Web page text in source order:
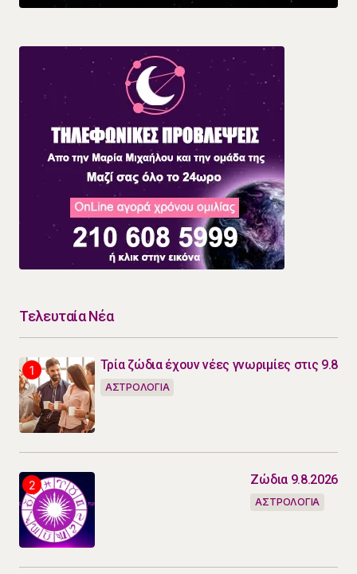
Τελευταία Νέα
Τρία ζώδια έχουν νέες γνωριμίες στις 9.8
ΑΣΤΡΟΛΟΓΙΑ
Ζώδια 9.8.2026
ΑΣΤΡΟΛΟΓΙΑ